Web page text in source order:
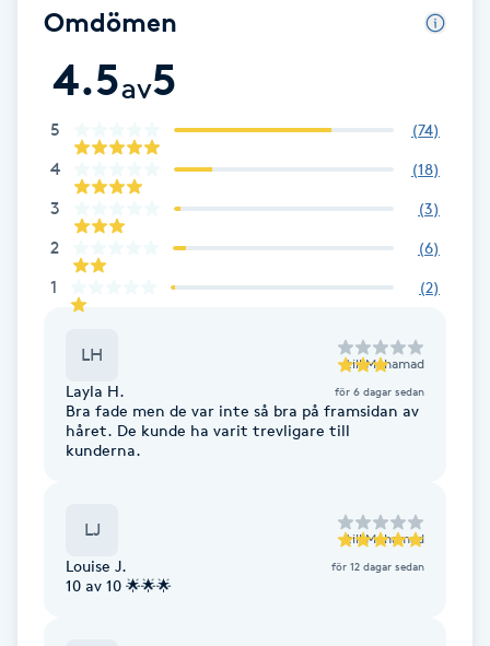
Extensions
Extensions borttagning
Eyeliner-tatuering
Face framing
Faceliftmassage
Fet hårbotten
Fettreducering
Omdömen
4.5av5
5 (74)
4 (18)
3 (3)
2 (6)
1 (2)
LH till Mohamad
Layla H. för 6 dagar sedan
Bra fade men de var inte så bra på framsidan av
håret. De kunde ha varit trevligare till
kunderna.
LJ till Mohamad
Louise J. för 12 dagar sedan
10 av 10 🌟🌟🌟